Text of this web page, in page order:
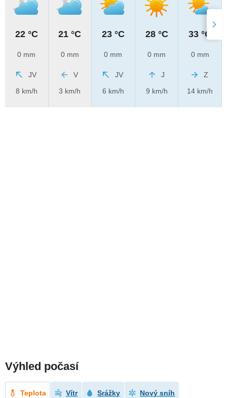
22 °C
0 mm
JV
8 km/h
21 °C
0 mm
V
3 km/h
23 °C
0 mm
JV
6 km/h
28 °C
0 mm
J
9 km/h
33 °C
0 mm
Z
14 km/h
Výhled počasí
Teplota Vítr Srážky Nový sníh